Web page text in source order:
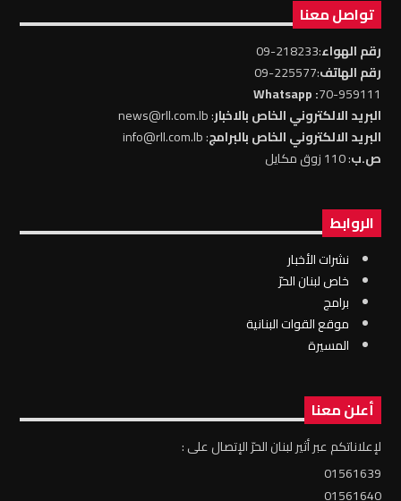
تواصل معنا
رقم الهواء:218233-09
رقم الهاتف:225577-09
70-959111
: Whatsapp
البريد الالكتروني الخاص بالاخبار: news@rll.com.lb
البريد الالكتروني الخاص بالبرامج: info@rll.com.lb
ص.ب: 110 زوق مكايل
الروابط
نشرات الأخبار
خاص لبنان الحرّ
برامج
موقع القوات البنانية
المسيرة
أعلن معنا
لإعلاناتكم عبر أثير لبنان الحرّ الإتصال على :
01561639
01561640